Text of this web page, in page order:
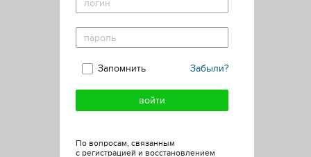
Забыли?
Запомнить
По вопросам, связанным
с регистрацией и восстановлением